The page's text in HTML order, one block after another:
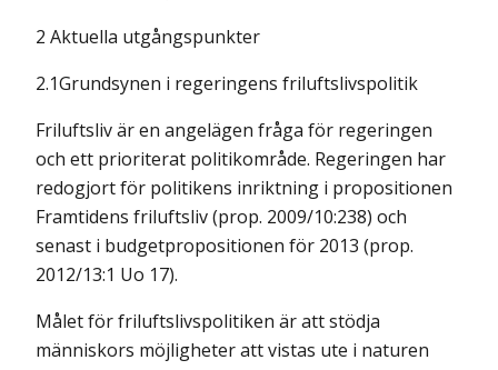
2 Aktuella utgångspunkter
2.1Grundsynen i regeringens friluftslivspolitik
Friluftsliv är en angelägen fråga för regeringen
och ett prioriterat politikområde. Regeringen har
redogjort för politikens inriktning i propositionen
Framtidens friluftsliv (prop. 2009/10:238) och
senast i budgetpropositionen för 2013 (prop.
2012/13:1 Uo 17).
Målet för friluftslivspolitiken är att stödja
människors möjligheter att vistas ute i naturen